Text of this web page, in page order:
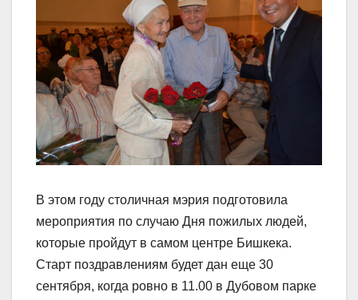
В этом году столичная мэрия подготовила
мероприятия по случаю Дня пожилых людей,
которые пройдут в самом центре Бишкека.
Старт поздравлениям будет дан еще 30
сентября, когда ровно в 11.00 в Дубовом парке